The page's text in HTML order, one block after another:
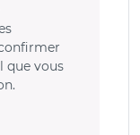
que vous